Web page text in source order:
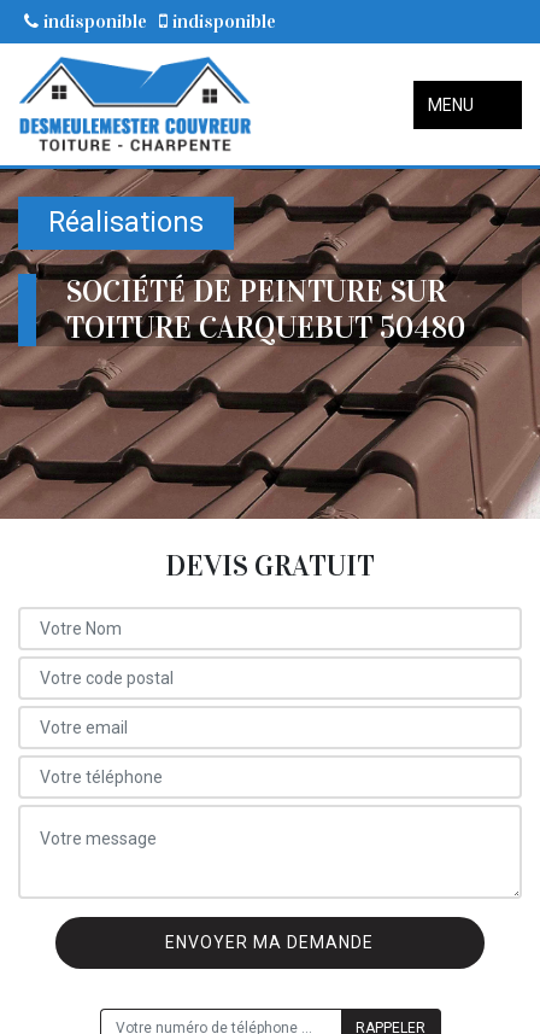
indisponible indisponible
MENU
Réalisations
SOCIÉTÉ DE PEINTURE SUR
TOITURE CARQUEBUT 50480
DEVIS GRATUIT